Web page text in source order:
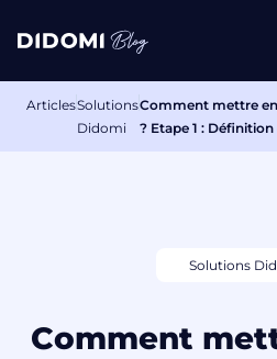
ArticlesSolutions
Didomi
Comment mettre
? Etape 1 :
Solutions
Comment